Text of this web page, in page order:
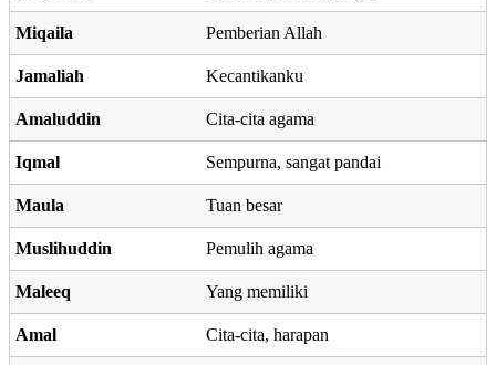
Miqaila Pemberian Allah
Jamaliah Kecantikanku
Amaluddin Cita-cita agama
Iqmal Sempurna, sangat pandai
Maula Tuan besar
Muslihuddin Pemulih agama
Maleeq Yang memiliki
Amal Cita-cita, harapan